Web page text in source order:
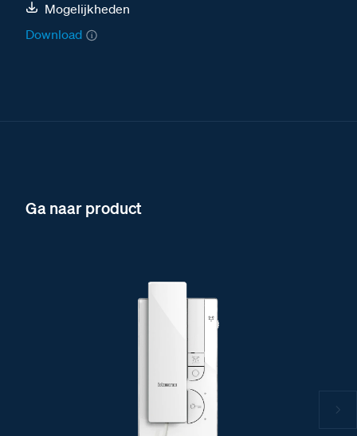
Mogelijkheden
Download
Ga naar product